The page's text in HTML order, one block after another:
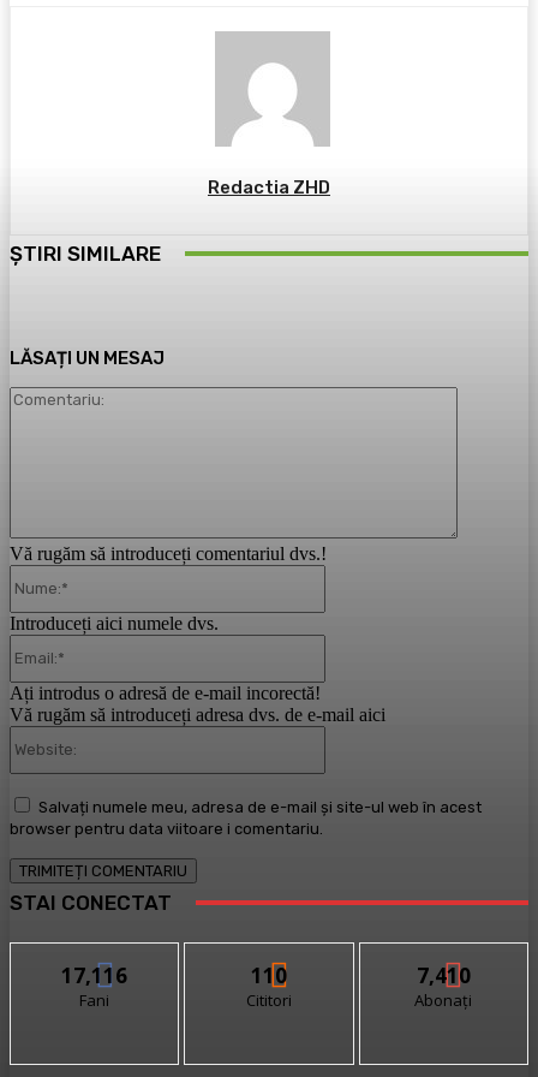
Redactia ZHD
ȘTIRI SIMILARE
LĂSAȚI UN MESAJ
Vă rugăm să introduceți comentariul dvs.!
Introduceți aici numele dvs.
Ați introdus o adresă de e-mail incorectă!
Vă rugăm să introduceți adresa dvs. de e-mail aici
Salvați numele meu, adresa de e-mail și site-ul web în acest
browser pentru data viitoare i comentariu.
STAI CONECTAT
17,116
Fani
110
Cititori
7,410
Abonați